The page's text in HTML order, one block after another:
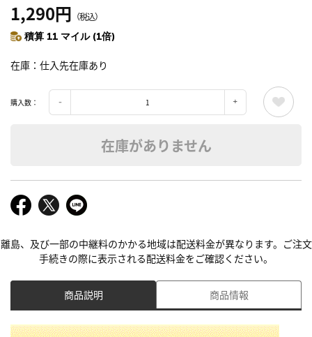
1,290円 （税込）
積算 11 マイル (1倍)
在庫 仕入先在庫あり
購入数：
在庫がありません
離島、及び一部の中継料のかかる地域は配送料金が異なります。ご注文
手続きの際に表示される配送料金をご確認ください。
商品説明 商品情報